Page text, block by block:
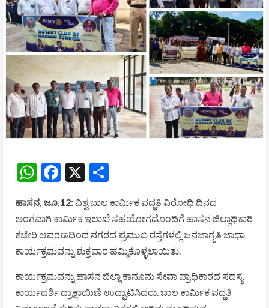
WhatsApp
Facebook
X
ಹಾಸನ, ಜೂ.12:ವಿಶ್ವ ಬಾಲ ಕಾರ್ಮಿಕ ಪದ್ಧತಿ ವಿರೋಧಿ ದಿನದ
ಅಂಗವಾಗಿ ಕಾರ್ಮಿಕ ಇಲಾಖೆ ಸಹಯೋಗದೊಂದಿಗೆ ಹಾಸನ ಜಿಲ್ಲಾಧಿಕಾರಿ
ಕಚೇರಿ ಆವರಣದಿಂದ ನಗರದ ಪ್ರಮುಖ ರಸ್ತೆಗಳಲ್ಲಿ ಜನಜಾಗೃತಿ ಜಾಥಾ
ಕಾರ್ಯಕ್ರಮವನ್ನು ಶುಕ್ರವಾರ ಹಮ್ಮಿಕೊಳ್ಳಲಾಯಿತು.
ಕಾರ್ಯಕ್ರಮವನ್ನು ಹಾಸನ ಜಿಲ್ಲಾ ಕಾನೂನು ಸೇವಾ ಪ್ರಾಧಿಕಾರದ ಸದಸ್ಯ
ಕಾರ್ಯದರ್ಶಿ ದ್ರಾಕ್ಷಾಯಿಣಿ ಉದ್ಘಾಟಿಸಿದರು. ಬಾಲ ಕಾರ್ಮಿಕ ಪದ್ಧತಿ